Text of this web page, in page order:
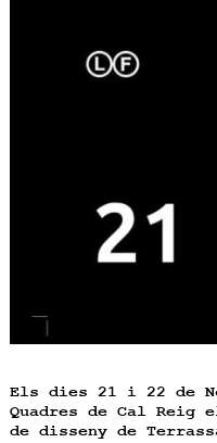
Els dies 21 i 22 de
Quadres de Cal
de disseny de